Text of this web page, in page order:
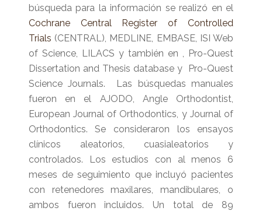
búsqueda para la información se realizó en el
Cochrane Central Register of Controlled
Trials (CENTRAL), MEDLINE, EMBASE, ISI Web
of Science, LILACS y también en , Pro-Quest
Dissertation and Thesis database y Pro-Quest
Science Journals. Las búsquedas manuales
fueron en el AJODO, Angle Orthodontist,
European Journal of Orthodontics, y Journal of
Orthodontics. Se consideraron los ensayos
clínicos aleatorios, cuasialeatorios y
controlados. Los estudios con al menos 6
meses de seguimiento que incluyó pacientes
con retenedores maxilares, mandibulares, o
ambos fueron incluidos. Un total de 89